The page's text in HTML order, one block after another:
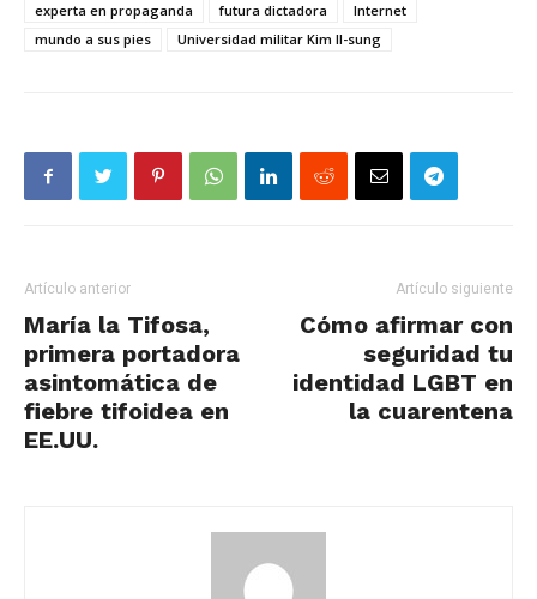
experta en propaganda
futura dictadora
Internet
mundo a sus pies
Universidad militar Kim Il-sung
Artículo anterior
María la Tifosa,
primera portadora
asintomática de
fiebre tifoidea en
EE.UU.
Artículo siguiente
Cómo afirmar con
seguridad tu
identidad LGBT en
la cuarentena